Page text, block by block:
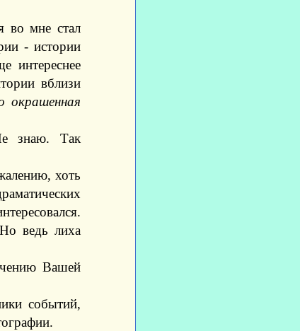
во мне стал
- истории
интереснее
вблизи
окрашенная
знаю. Так
хоть
ведь лиха
Вашей
событий,